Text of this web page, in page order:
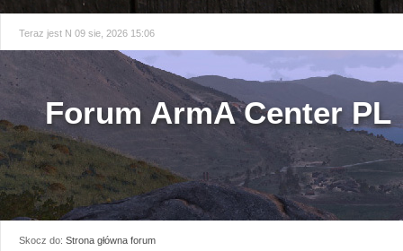
Teraz jest N 09 sie, 2026 15:06
Forum ArmA Center PL
Skocz do: Strona główna forum